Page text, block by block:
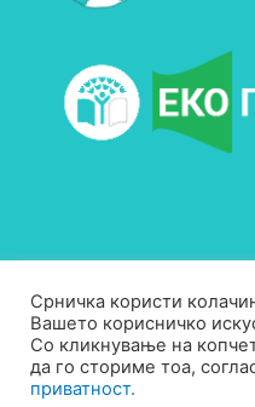
Контакт|Политика за
Срничка користи
Вашето корисничко
Со кликнување на
да го сториме тоа,
приватност.